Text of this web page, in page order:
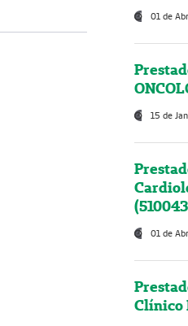
01 de
15 de
01 de
Clínico